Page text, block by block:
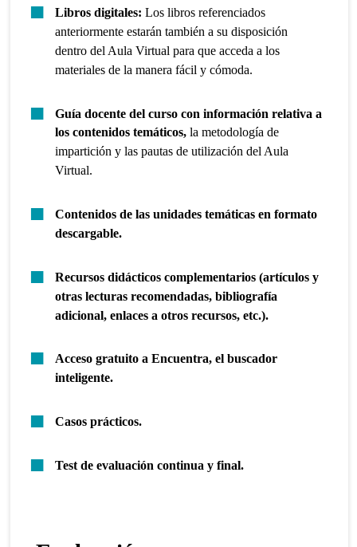
Libros digitales:Los libros referenciados
anteriormente estarán también a su disposición
dentro del Aula Virtual para que acceda a los
materiales de la manera fácil y cómoda.
Guía docente del curso con información relativa a
los contenidos temáticos, la metodología de
impartición y las pautas de utilización del Aula
Virtual.
Contenidos de las unidades temáticas en formato
descargable.
Recursos didácticos complementarios (artículos y
otras lecturas recomendadas, bibliografía
adicional, enlaces a otros recursos, etc.).
Acceso gratuito a Encuentra, el buscador
inteligente.
Casos prácticos.
Test de evaluación continua y final.